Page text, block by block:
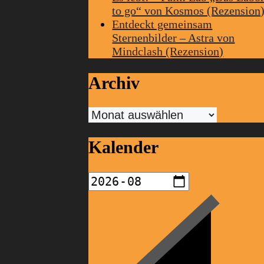
to go“ von Kosmos
Entdeckt gemeinsam
Sternenbilder – Astra von
Mindclash (Rezension)
Archiv
Archiv
Kalender